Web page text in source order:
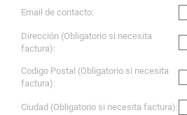
Email de contacto:
Dirección (Obligatorio si necesita
factura):
Codigo Postal (Obligatorio si necesita
factura):
Ciudad (Obligatorio si necesita factura):